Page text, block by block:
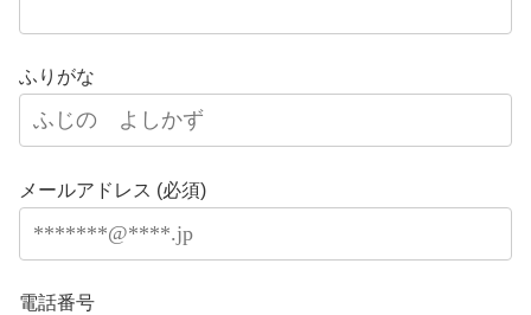
ふりがな
メールアドレス (必須)
電話番号